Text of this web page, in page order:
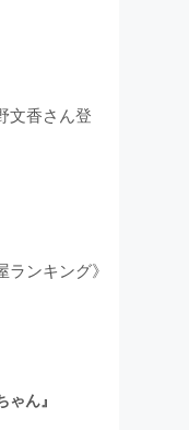
文香さん登
ランキング》
ん』